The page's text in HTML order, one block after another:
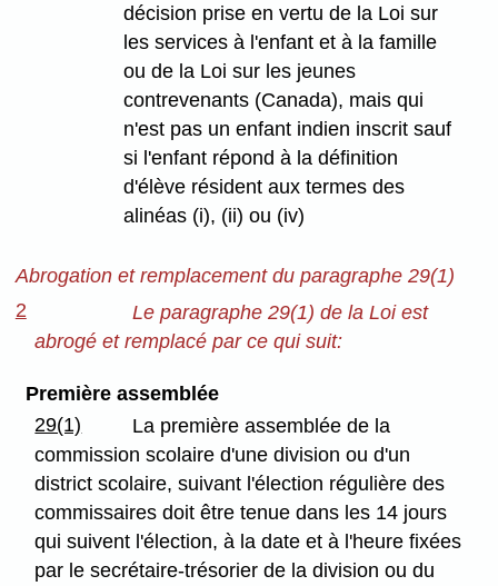
décision prise en vertu de la Loi sur
les services à l'enfant et à la famille
ou de la Loi sur les jeunes
contrevenants (Canada), mais qui
n'est pas un enfant indien inscrit sauf
si l'enfant répond à la définition
d'élève résident aux termes des
alinéas (i), (ii) ou (iv)
Abrogation et remplacement du paragraphe 29(1)
2
Le paragraphe 29(1) de la Loi est
abrogé et remplacé par ce qui suit:
Première assemblée
29(1)
La première assemblée de la
commission scolaire d'une division ou d'un
district scolaire, suivant l'élection régulière des
commissaires doit être tenue dans les 14 jours
qui suivent l'élection, à la date et à l'heure fixées
par le secrétaire-trésorier de la division ou du